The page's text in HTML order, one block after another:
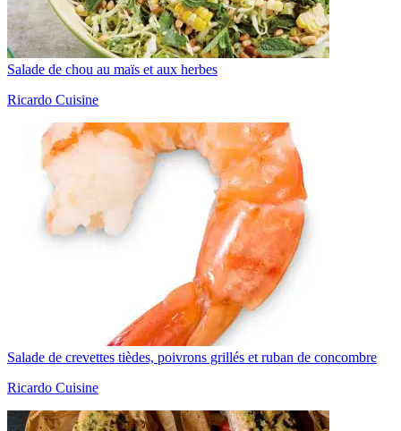
Salade de chou au maïs et aux herbes
Ricardo Cuisine
Salade de crevettes tièdes, poivrons grillés et ruban de concombre
Ricardo Cuisine